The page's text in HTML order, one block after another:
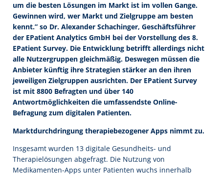
um die besten Lösungen im Markt ist im vollen Gange.
Gewinnen wird, wer Markt und Zielgruppe am besten
kennt.” so Dr. Alexander Schachinger, Geschäftsführer
der EPatient Analytics GmbH bei der Vorstellung des 8.
EPatient Survey. Die Entwicklung betrifft allerdings nicht
alle Nutzergruppen gleichmäßig. Deswegen müssen die
Anbieter künftig ihre Strategien stärker an den ihren
jeweiligen Zielgruppen ausrichten. Der EPatient Survey
ist mit 8800 Befragten und über 140
Antwortmöglichkeiten die umfassendste Online-
Befragung zum digitalen Patienten.
Marktdurchdringung therapiebezogener Apps nimmt zu.
Insgesamt wurden 13 digitale Gesundheits- und
Therapielösungen abgefragt. Die Nutzung von
Medikamenten-Apps unter Patienten wuchs innerhalb